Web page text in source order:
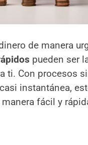
de manera
pueden ser
ti. Con procesos
instantánea,
fácil y